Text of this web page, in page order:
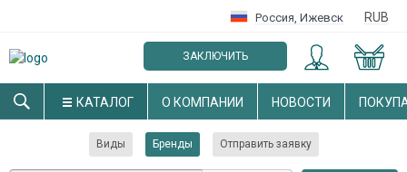
Россия, Ижевск RUB
ЗАКЛЮЧИТЬ
ОПТОВЫЙ ДОГОВОР
КАТАЛОГ О КОМПАНИИ НОВОСТИ
Виды Бренды Отправить заявку